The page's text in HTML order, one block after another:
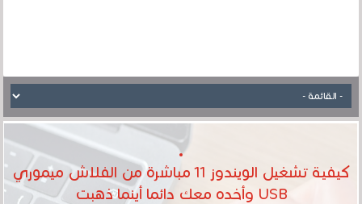
كيفية تشغيل الويندوز 11 مباشرة من الفلاش ميموري
USB وأخده معك دائما أينما ذهبت